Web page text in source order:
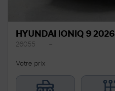
HYUNDAI IONIQ 9 2026
26055 –
Votre prix